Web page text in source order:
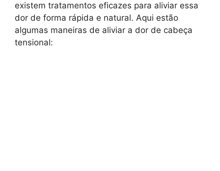
existem tratamentos eficazes para aliviar essa
dor de forma rápida e natural. Aqui estão
algumas maneiras de aliviar a dor de cabeça
tensional: